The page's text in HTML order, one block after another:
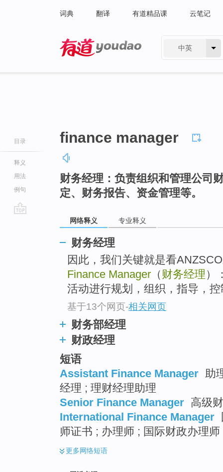
词典 翻译 有道精品课 云笔记
中英
目录
释义
用法
例句
finance manager
财务经理：负责组织和管理公司
定、财务报告、资金管理等。
网络释义 专业释义
财务经理
因此，我们关键就是看
Finance Manager （ 财务经理 ）
活动进行规划，组织，指导，
基于13个网页-相关网页
财务部经理
财政经理
短语
Assistant Finance Manager 助
经理 ; 理财经理助理
Senior Finance Manager 高级
International Finance Manager
师证书 ; 办理师 ; 国际财政办理师
更多网络短语